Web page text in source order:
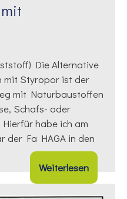
Die Alternative
mit Styropor ist der
mit Naturbaustoffen
Schafs- oder
habe ich am
der Fa HAGA in den
Weiterlesen